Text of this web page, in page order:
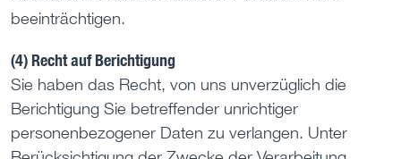
beeinträchtigen.
(4) Recht auf Berichtigung
Sie haben das Recht, von uns unverzüglich die
Berichtigung Sie betreffender unrichtiger
personenbezogener Daten zu verlangen. Unter